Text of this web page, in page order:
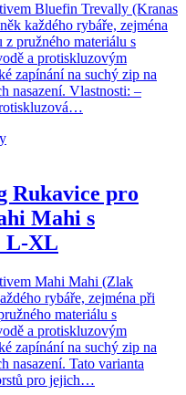
Bluefin Trevally (Kranas
každého rybáře, zejména
pružného materiálu s
a protiskluzovým
zapínání na suchý zip na
nasazení. Vlastnosti: –
Rukavice pro
Mahi s
L-XL
Mahi Mahi (Zlak
rybáře, zejména při
materiálu s
a protiskluzovým
zapínání na suchý zip na
nasazení. Tato varianta
pro jejich…